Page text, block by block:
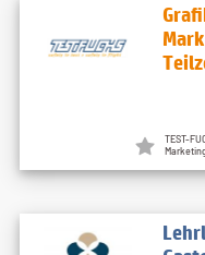
TEST-